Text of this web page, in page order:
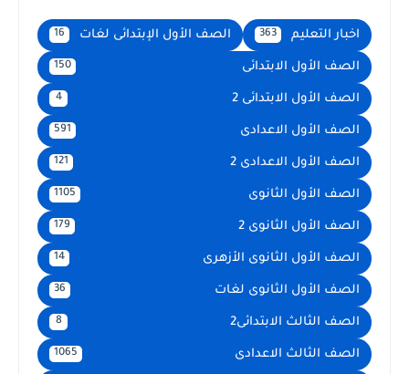
اخبار التعليم 363 الصف الأول الإبتدائى لغات 16
الصف الأول الابتدائى 150
الصف الأول الابتدائى 2 4
الصف الأول الاعدادى 591
الصف الأول الاعدادى 2 121
الصف الأول الثانوى 1105
الصف الأول الثانوى 2 179
الصف الأول الثانوى الأزهرى 14
الصف الأول الثانوى لغات 36
الصف الثالث الابتدائى2 8
الصف الثالث الاعدادى 1065